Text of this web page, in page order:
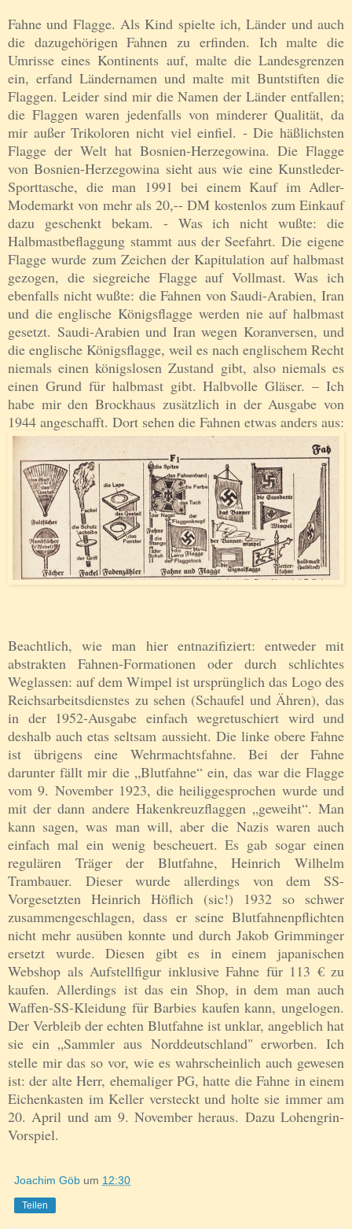
Fahne und Flagge. Als Kind spielte ich, Länder und auch
die dazugehörigen Fahnen zu erfinden. Ich malte die
Umrisse eines Kontinents auf, malte die Landesgrenzen
ein, erfand Ländernamen und malte mit Buntstiften die
Flaggen. Leider sind mir die Namen der Länder entfallen;
die Flaggen waren jedenfalls von minderer Qualität, da
mir außer Trikoloren nicht viel einfiel. - Die häßlichsten
Flagge der Welt hat Bosnien-Herzegowina. Die Flagge
von Bosnien-Herzegowina sieht aus wie eine Kunstleder-
Sporttasche, die man 1991 bei einem Kauf im Adler-
Modemarkt von mehr als 20,-- DM kostenlos zum Einkauf
dazu geschenkt bekam. - Was ich nicht wußte: die
Halbmastbeflaggung stammt aus der Seefahrt. Die eigene
Flagge wurde zum Zeichen der Kapitulation auf halbmast
gezogen, die siegreiche Flagge auf Vollmast. Was ich
ebenfalls nicht wußte: die Fahnen von Saudi-Arabien, Iran
und die englische Königsflagge werden nie auf halbmast
gesetzt. Saudi-Arabien und Iran wegen Koranversen, und
die englische Königsflagge, weil es nach englischem Recht
niemals einen königslosen Zustand gibt, also niemals es
einen Grund für halbmast gibt. Halbvolle Gläser. – Ich
habe mir den Brockhaus zusätzlich in der Ausgabe von
1944 angeschafft. Dort sehen die Fahnen etwas anders aus:
Beachtlich, wie man hier entnazifiziert: entweder mit
abstrakten Fahnen-Formationen oder durch schlichtes
Weglassen: auf dem Wimpel ist ursprünglich das Logo des
Reichsarbeitsdienstes zu sehen (Schaufel und Ähren), das
in der 1952-Ausgabe einfach wegretuschiert wird und
deshalb auch etas seltsam aussieht. Die linke obere Fahne
ist übrigens eine Wehrmachtsfahne. Bei der Fahne
darunter fällt mir die „Blutfahne“ ein, das war die Flagge
vom 9. November 1923, die heiliggesprochen wurde und
mit der dann andere Hakenkreuzflaggen „geweiht“. Man
kann sagen, was man will, aber die Nazis waren auch
einfach mal ein wenig bescheuert. Es gab sogar einen
regulären Träger der Blutfahne, Heinrich Wilhelm
Trambauer. Dieser wurde allerdings von dem SS-
Vorgesetzten Heinrich Höflich (sic!) 1932 so schwer
zusammengeschlagen, dass er seine Blutfahnenpflichten
nicht mehr ausüben konnte und durch Jakob Grimminger
ersetzt wurde. Diesen gibt es in einem japanischen
Webshop als Aufstellfigur inklusive Fahne für 113 € zu
kaufen. Allerdings ist das ein Shop, in dem man auch
Waffen-SS-Kleidung für Barbies kaufen kann, ungelogen.
Der Verbleib der echten Blutfahne ist unklar, angeblich hat
sie ein „Sammler aus Norddeutschland" erworben. Ich
stelle mir das so vor, wie es wahrscheinlich auch gewesen
ist: der alte Herr, ehemaliger PG, hatte die Fahne in einem
Eichenkasten im Keller versteckt und holte sie immer am
20. April und am 9. November heraus. Dazu Lohengrin-
Vorspiel.
Joachim Göb um 12:30
Teilen